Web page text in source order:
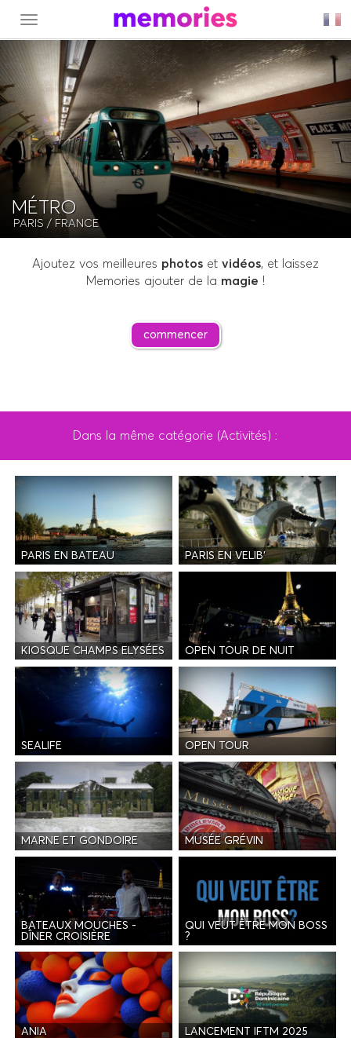
MENU
MÉTRO
PARIS / FRANCE
Ajoutez vos meilleures photos et vidéos, et laissez
Memories ajouter de la magie !
commencer
Dans la même catégorie (Activités) :
PARIS EN BATEAU PARIS EN VELIB'
KIOSQUE CHAMPS ELYSÉES OPEN TOUR DE NUIT
SEALIFE OPEN TOUR
MARNE ET GONDOIRE MUSÉE GRÉVIN
BATEAUX MOUCHES -
DÎNER CROISIÈRE
QUI VEUT ÊTRE MON BOSS
?
ANIA LANCEMENT IFTM 2025